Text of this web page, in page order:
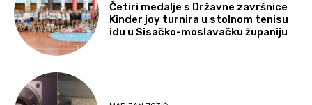
Četiri medalje s Državne završnice
Kinder joy turnira u stolnom tenisu
idu u Sisačko-moslavačku županiju